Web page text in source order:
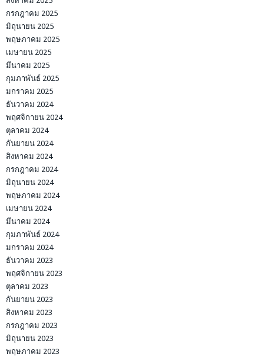
กรกฎาคม 2025
มิถุนายน 2025
พฤษภาคม 2025
เมษายน 2025
มีนาคม 2025
กุมภาพันธ์ 2025
มกราคม 2025
ธันวาคม 2024
พฤศจิกายน 2024
ตุลาคม 2024
กันยายน 2024
สิงหาคม 2024
กรกฎาคม 2024
มิถุนายน 2024
พฤษภาคม 2024
เมษายน 2024
มีนาคม 2024
กุมภาพันธ์ 2024
มกราคม 2024
ธันวาคม 2023
พฤศจิกายน 2023
ตุลาคม 2023
กันยายน 2023
สิงหาคม 2023
กรกฎาคม 2023
มิถุนายน 2023
พฤษภาคม 2023